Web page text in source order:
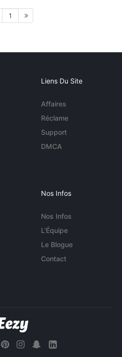
1
Liens Du Site
Affaires
Réclame
Support
DMCA
Nos Infos
Nos Infos
L'Équipe
Le Blogue
Contact